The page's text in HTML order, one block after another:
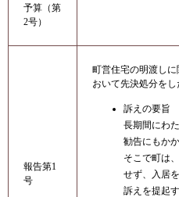
予算（第
2号）
報告第1
号
町営住宅の明渡し
おいて先決処分をし
訴えの要旨
長期間にわ
勧告にもか
そこで町は
せず、入居
訴えを提起す